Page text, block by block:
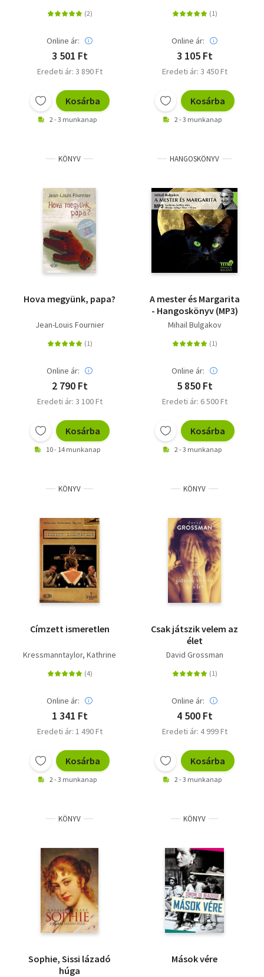
Online ár:
3 501 Ft
Eredeti ár: 3 890 Ft
Kosárba
2 - 3 munkanap
Online ár:
3 105 Ft
Eredeti ár: 3 450 Ft
Kosárba
2 - 3 munkanap
KÖNYV
Hova megyünk, papa?
Jean-Louis Fournier
Online ár:
2 790 Ft
Eredeti ár: 3 100 Ft
Kosárba
10 - 14 munkanap
HANGOSKÖNYV
A mester és Margarita
- Hangoskönyv (MP3)
Mihail Bulgakov
Online ár:
5 850 Ft
Eredeti ár: 6 500 Ft
Kosárba
2 - 3 munkanap
KÖNYV
Címzett ismeretlen
Kressmanntaylor, Kathrine
Online ár:
1 341 Ft
Eredeti ár: 1 490 Ft
Kosárba
2 - 3 munkanap
KÖNYV
Csak játszik velem az
élet
David Grossman
Online ár:
4 500 Ft
Eredeti ár: 4 999 Ft
Kosárba
2 - 3 munkanap
KÖNYV
Sophie, Sissi lázadó
húga
KÖNYV
Mások vére